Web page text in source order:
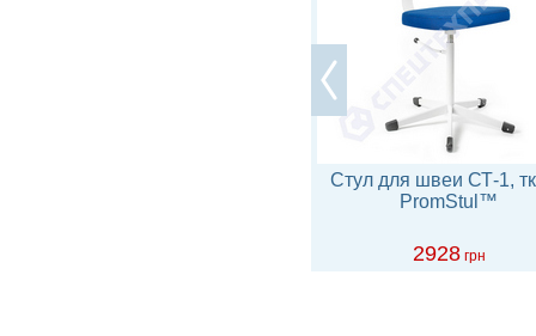
Стул для швеи СТ-1,
PromStul™
2928 грн